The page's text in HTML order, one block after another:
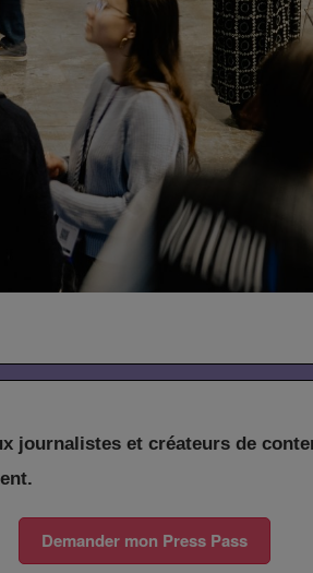
journalistes et créateurs de
Demander mon Press Pass